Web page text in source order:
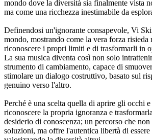
mondo dove la diversità sia finalmente vista
ma come una ricchezza inestimabile da
Definendosi un'ignorante consapevole, Vi
mondo, mostrando come la vera forza risieda
riconoscere i propri limiti e di trasformarli in
La sua musica diventa così non solo
strumento di cambiamento, capace di
stimolare un dialogo costruttivo, basato sul
genuino verso l'altro.
Perché è una scelta quella di aprire gli occhi
riconoscere la propria ignoranza e
desiderio di conoscenza; un percorso che
soluzioni, ma offre l'autentica libertà di essere